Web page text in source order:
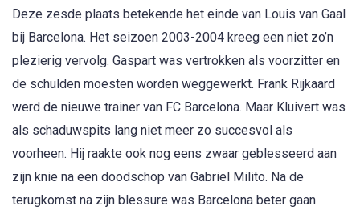
Deze zesde plaats betekende het einde van Louis van Gaal
bij Barcelona. Het seizoen 2003-2004 kreeg een niet zo’n
plezierig vervolg. Gaspart was vertrokken als voorzitter en
de schulden moesten worden weggewerkt. Frank Rijkaard
werd de nieuwe trainer van FC Barcelona. Maar Kluivert was
als schaduwspits lang niet meer zo succesvol als
voorheen. Hij raakte ook nog eens zwaar geblesseerd aan
zijn knie na een doodschop van Gabriel Milito. Na de
terugkomst na zijn blessure was Barcelona beter gaan